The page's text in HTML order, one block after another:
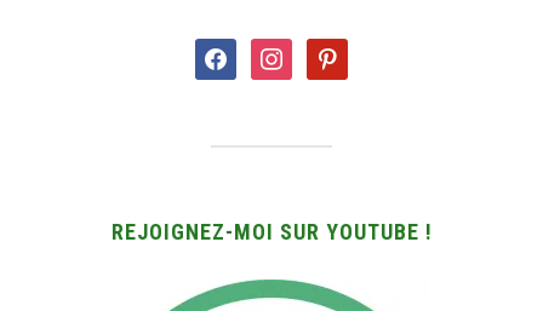
facebookinstagrampinterest
REJOIGNEZ-MOI SUR YOUTUBE !